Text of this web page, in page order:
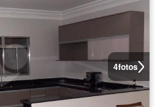
4fotos